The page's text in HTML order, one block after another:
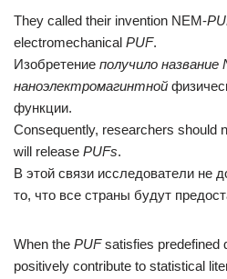
They called their invention NEM-
electromechanical PUF.
Изобретение получило название
наноэлектромагинтной
функции.
Consequently, researchers should
will release PUFs.
В этой связи исследователи не
то, что все страны будут
When the PUFsatisfies predefined
positively contribute to statistical